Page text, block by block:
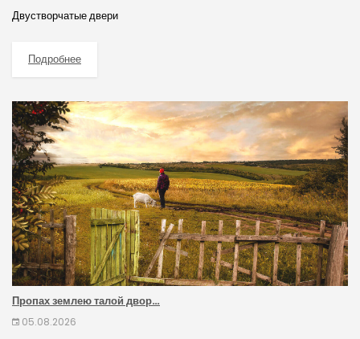
Двустворчатые двери
Подробнее
Пропах землею талой двор…
05.08.2026